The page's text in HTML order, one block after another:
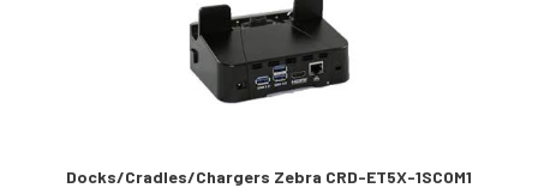
Docks/Cradles/Chargers Zebra CRD-ET5X-1SCOM1